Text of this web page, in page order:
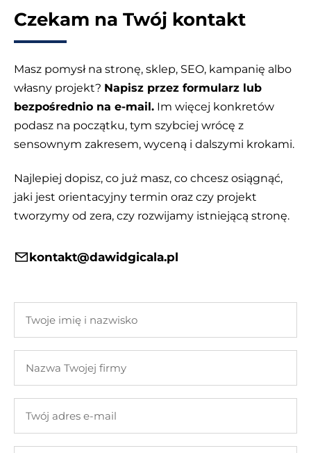
Czekam na Twój kontakt
Masz pomysł na stronę, sklep, SEO, kampanię albo
własny projekt? Napisz przez formularz lub
bezpośrednio na e-mail. Im więcej konkretów
podasz na początku, tym szybciej wrócę z
sensownym zakresem, wyceną i dalszymi krokami.
Najlepiej dopisz, co już masz, co chcesz osiągnąć,
jaki jest orientacyjny termin oraz czy projekt
tworzymy od zera, czy rozwijamy istniejącą stronę.
kontakt@dawidgicala.pl
imię
nazwisko
Twojej
adres